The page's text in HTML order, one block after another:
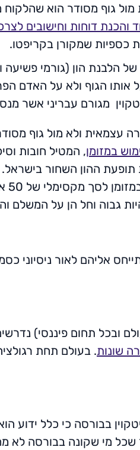
מול גוף מסודר הוא
והכנת דוחות וחישובים
כספיות שמקורן בקריפטו.
הלבנת הון (גורמי פשיעה
אותו הגוף ולא על
מגורם עבריני אשר
עצמאית ולא מול גוף
במזומן, המטיל חובות
ההון השחור
גבוה וחל הן על המשלם
אליהם לאור
ובכל תחום פיננסי)
שונות. בעולם תחת
בבורסה כי כלל ידוע
מי שקונה בבורסה לא